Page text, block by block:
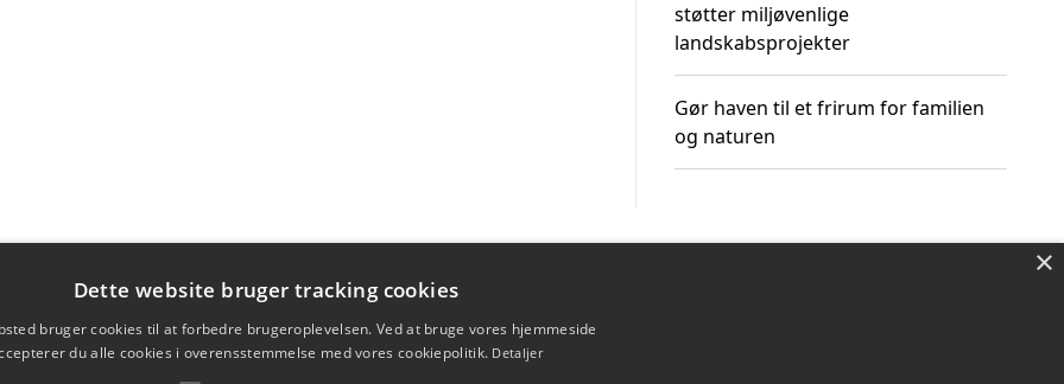
støtter miljøvenlige
landskabsprojekter
Gør haven til et frirum for familien
og naturen
×
Dette website bruger tracking cookies
bruger cookies til at forbedre brugeroplevelsen. Ved at bruge vores hjemmeside
du alle cookies i overensstemmelse med vores cookiepolitik. Detaljer